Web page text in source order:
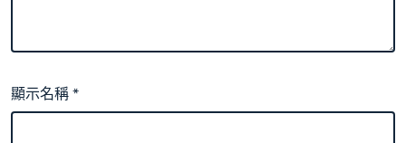
顯示名稱*